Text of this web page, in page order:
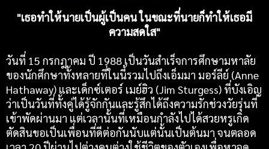
"เธอทำให้นายเป็นผู้เป็นคน ในขณะที่นายก็ทำให้เธอมี
ความสดใส"
วันที่ 15 กรกฎาคม ปี 1988 เป็นวันสำเร็จการศึกษามหาลัย
ของนักศึกษาทั้งหลายที่ในนี้รวมไปถึงเอ็มมา มอร์ลีย์ (Anne
Hathaway) และเด็กซ์เตอร์ เมย์ฮิว (Jim Sturgess) ที่บังเอิญ
ว่าเป็นวันที่ทั้งคู่ได้รู้จักกันและรู้สึกได้ถึงความรักช่วงวัยรุ่นที่
เข้าพัดผ่านมา แต่เวลานั้นที่เหมือนกำลังไปได้สวยหรูเกิด
ตัดสินขอเป็นเพื่อนที่ดีต่อกันนับแต่นั้นเป็นต้นมา จนตลอด